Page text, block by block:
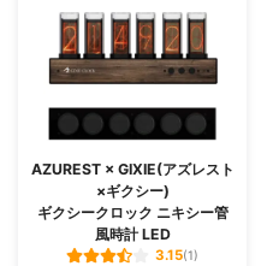
AZUREST × GIXIE(アズレスト
×ギクシー)
ギクシークロック ニキシー管
風時計 LED
3.15(1)